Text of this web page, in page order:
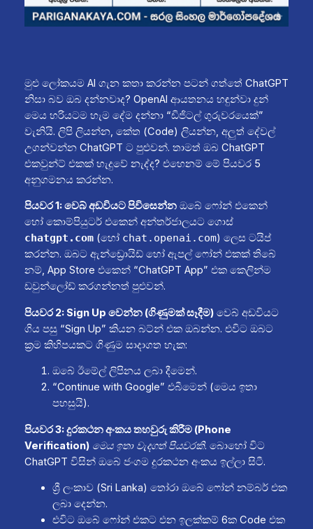
මුළු ලෝකයම AI ගැන කතා කරන්න පටන් ගත්තේ ChatGPT
නිසා බව ඔබ දන්නවාද? OpenAI ආයතනය හඳුන්වා දුන්
මෙය හරියටම හැම දේම දන්නා “ඩිජිටල් ගුරුවරයෙක්”
වැනියි. ලිපි ලියන්න, කේත (Code) ලියන්න, අලුත් දේවල්
උගන්වන්න ChatGPT ට පුළුවන්. තාමත් ඔබ ChatGPT
එකවුන්ට් එකක් හැදුවේ නැද්ද? එහෙනම් මේ පියවර 5
අනුගමනය කරන්න.
පියවර 1: වෙබ් අඩවියට පිවිසෙන්නඔබේ ෆෝන් එකෙන්
හෝ කොම්පියුටර් එකෙන් අන්තර්ජාලයට ගොස්
chatgpt.com(හෝ chat.openai.com) ලෙස ටයිප්
කරන්න. ඔබට ඇන්ඩ්‍රොයිඩ් හෝ ඇපල් ෆෝන් එකක් තිබේ
නම්, App Store එකෙන් “ChatGPT App” එක කෙලින්ම
ඩවුන්ලෝඩ් කරගන්නත් පුළුවන්.
පියවර 2: Sign Up වෙන්න (ගිණුමක් සෑදීම)වෙබ් අඩවියට
ගිය පසු “Sign Up” කියන බට්න් එක ඔබන්න. එවිට ඔබට
ක්‍රම කිහිපයකට ගිණුම සාදාගත හැක:
ඔබේ ඊමේල් ලිපිනය ලබා දීමෙන්.
“Continue with Google” එබීමෙන් (මෙය ඉතා
පහසුයි).
පියවර 3: දුරකථන අංකය තහවුරු කිරීම (Phone
Verification) මෙය ඉතා වැදගත් පියවරකි. බොහෝ විට
ChatGPT විසින් ඔබේ ජංගම දුරකථන අංකය ඉල්ලා සිටී.
ශ්‍රී ලංකාව (Sri Lanka) තෝරා ඔබේ ෆෝන් නම්බර් එක
ලබා දෙන්න.
එවිට ඔබේ ෆෝන් එකට එන ඉලක්කම් 6ක Code එක